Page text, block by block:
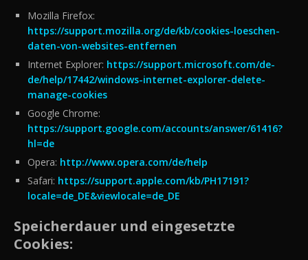
Mozilla Firefox:
https://support.mozilla.org/de/kb/cookies-loeschen-
daten-von-websites-entfernen
Internet Explorer: https://support.microsoft.com/de-
de/help/17442/windows-internet-explorer-delete-
manage-cookies
Google Chrome:
https://support.google.com/accounts/answer/61416?
hl=de
Opera: http://www.opera.com/de/help
Safari: https://support.apple.com/kb/PH17191?
locale=de_DE&viewlocale=de_DE
Speicherdauer und eingesetzte
Cookies: